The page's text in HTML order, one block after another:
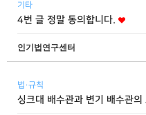
기타
4번 글 정말 동의합니다.
인기법연구센터
법·규칙
싱크대 배수관과 변기 배수관